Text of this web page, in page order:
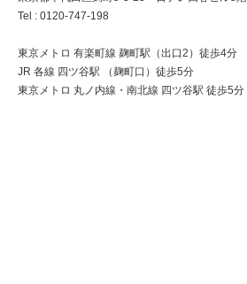
Tel : 0120-747-198
東京メトロ 有楽町線 麹町駅（出口2）徒歩4分
JR 各線 四ツ谷駅 （麹町口）徒歩5分
東京メトロ 丸ノ内線・南北線 四ツ谷駅 徒歩5分